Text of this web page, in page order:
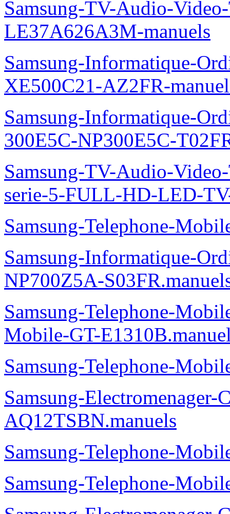
Samsung-Telephone-
Open-market-GT-S3500-
Samsung-
NS071SDXEA-manuels
Samsung-TV-Audio-
LE37A626A3M-manuels
Samsung-Informatique-
XE500C21-AZ2FR-
Samsung-Informatique-
300E5C-NP300E5C-
Samsung-TV-Audio-
serie-5-FULL-HD-LED-
Samsung-Telephone-
Samsung-Informatique-
NP700Z5A-
Samsung-Telephone-
Mobile-GT-
Samsung-Telephone-